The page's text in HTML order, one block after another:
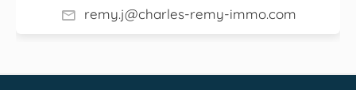
remy.j@charles-remy-immo.com